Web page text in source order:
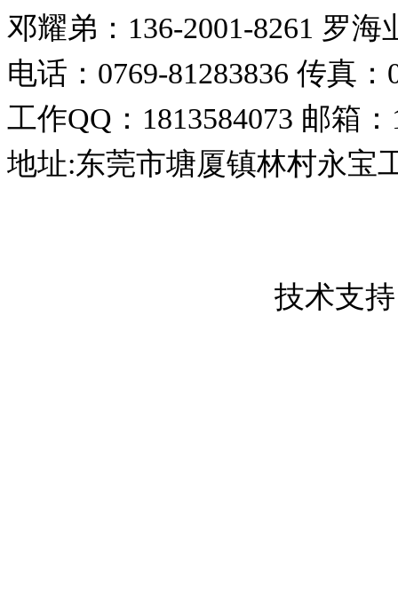
邓耀弟：136-2001-8261 罗海
电话：0769-81283836 传真：
工作QQ：1813584073 邮箱：
地址:东莞市塘厦镇林村永宝
技术支